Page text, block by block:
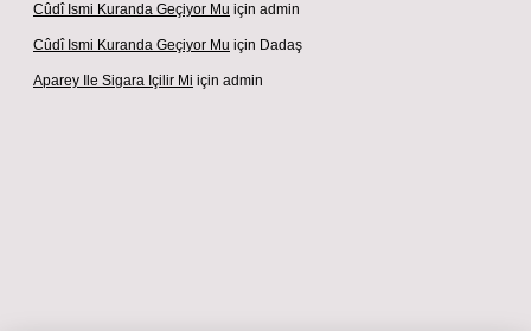
Cûdî Ismi Kuranda Geçiyor Mu için admin
Cûdî Ismi Kuranda Geçiyor Mu için Dadaş
Aparey Ile Sigara Içilir Mi için admin